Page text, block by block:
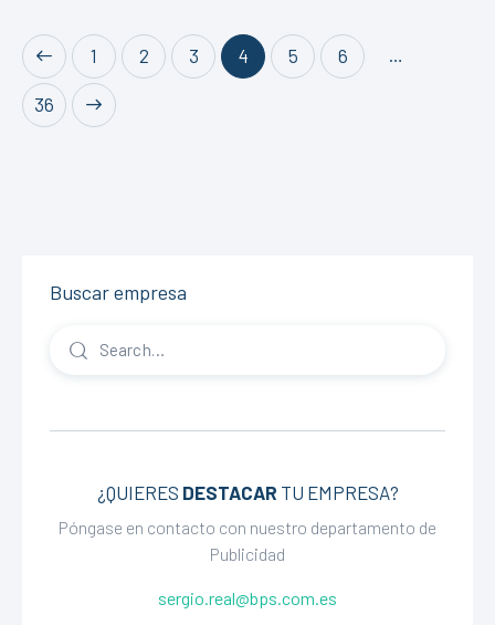
1 2 3 4 5 6
36
Buscar empresa
¿QUIERES DESTACAR TU EMPRESA?
Póngase en contacto con nuestro departamento de
Publicidad
sergio.real@bps.com.es